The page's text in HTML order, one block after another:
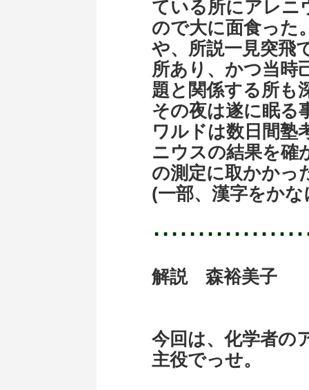
ている所にアレニ
ので大に面食った
や、所説一見突飛
所あり、かつ当時
題と関係する所も
その夜は遂に眠る
ワルドは数日間塾
ニウスの結果を確
の測定に取か
(一部、漢字をか
････････････････
解説 森裕美子
今回は、化学者の
主役でっせ。